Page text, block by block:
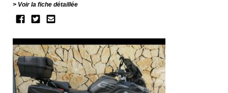
Voir la fiche détaillée